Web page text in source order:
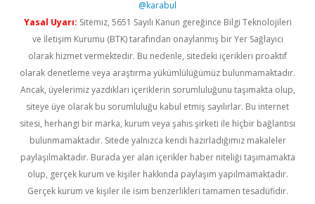
@karabul
Yasal Uyarı: Sitemiz, 5651 Sayılı Kanun gereğince Bilgi Teknolojileri
ve İletişim Kurumu (BTK) tarafından onaylanmış bir Yer Sağlayıcı
olarak hizmet vermektedir. Bu nedenle, sitedeki içerikleri proaktif
olarak denetleme veya araştırma yükümlülüğümüz bulunmamaktadır.
Ancak, üyelerimiz yazdıkları içeriklerin sorumluluğunu taşımakta olup,
siteye üye olarak bu sorumluluğu kabul etmiş sayılırlar. Bu internet
sitesi, herhangi bir marka, kurum veya şahıs şirketi ile hiçbir bağlantısı
bulunmamaktadır. Sitede yalnızca kendi hazırladığımız makaleler
paylaşılmaktadır. Burada yer alan içerikler haber niteliği taşımamakta
olup, gerçek kurum ve kişiler hakkında paylaşım yapılmamaktadır.
Gerçek kurum ve kişiler ile isim benzerlikleri tamamen tesadüfidir.